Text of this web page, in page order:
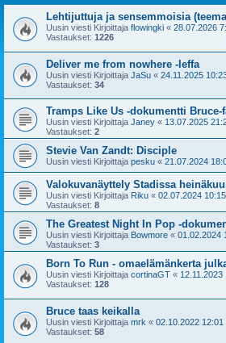
Lehtijuttuja ja sensemmoisia
Uusin viesti Kirjoittaja flowingki « 28.07.2026
Vastaukset: 1226
Deliver me from nowhere -leffa
Uusin viesti Kirjoittaja JaSu « 24.11.2025
Vastaukset: 34
Tramps Like Us -dokumentti Bruce-
Uusin viesti Kirjoittaja Janey « 13.07.2025
Vastaukset: 2
Stevie Van Zandt: Disciple
Uusin viesti Kirjoittaja pesku « 21.07.2024
Valokuvanäyttely Stadissa
Uusin viesti Kirjoittaja Riku « 02.07.2024 10:15
Vastaukset: 8
The Greatest Night In Pop -
Uusin viesti Kirjoittaja Bowmore « 01.02.2024
Vastaukset: 3
Born To Run - omaelämänkerta
Uusin viesti Kirjoittaja cortinaGT « 12.11.2023
Vastaukset: 128
Bruce taas keikalla
Uusin viesti Kirjoittaja mrk « 02.10.2022 12:01
Vastaukset: 58